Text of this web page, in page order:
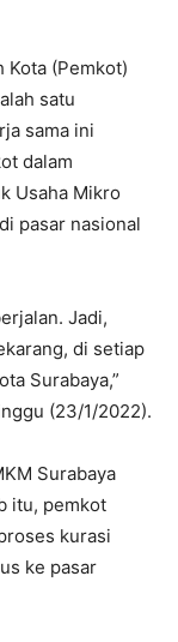
Kota (Pemkot)
satu
sama ini
dalam
Usaha Mikro
pasar nasional
Jadi,
di setiap
Surabaya,”
(23/1/2022).
Surabaya
itu, pemkot
kurasi
ke pasar